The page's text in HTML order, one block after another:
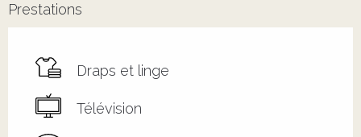
Prestations
Draps et linge
Télévision